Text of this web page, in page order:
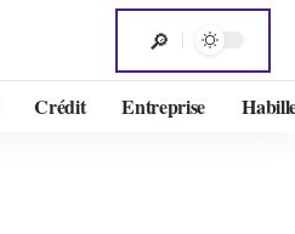
Crédit Entreprise